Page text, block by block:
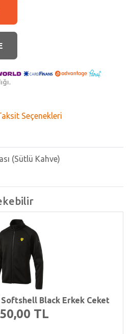
Seçenekleri
(Sütlü Kahve)
Softshell Black Erkek Ceket
TL